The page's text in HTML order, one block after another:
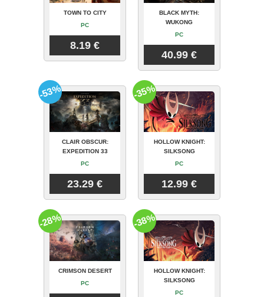
TOWN TO CITY
PC
8.19 €
BLACK MYTH:
WUKONG
PC
40.99 €
CLAIR OBSCUR:
EXPEDITION 33
PC
23.29 €
-53%
HOLLOW KNIGHT:
SILKSONG
PC
12.99 €
-35%
CRIMSON DESERT
PC
-28%
HOLLOW KNIGHT:
SILKSONG
PC
-38%